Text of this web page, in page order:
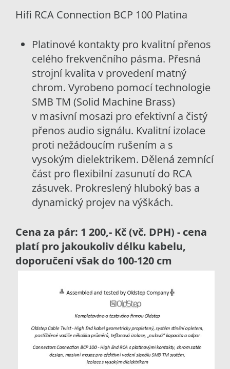
Hifi RCA Connection BCP 100 Platina
Platinové kontakty pro kvalitní přenos
celého frekvenčního pásma. Přesná
strojní kvalita v provedení matný
chrom. Vyrobeno pomocí technologie
SMB TM (Solid Machine Brass)
v masivní mosazi pro efektivní a čistý
přenos audio signálu. Kvalitní izolace
proti nežádoucím rušením a s
vysokým dielektrikem. Dělená zemnící
část pro flexibilní zasunutí do RCA
zásuvek. Prokreslený hluboký bas a
dynamický projev na výškách.
Cena za pár: 1 200,- Kč (vč. DPH) - cena
platí pro jakoukoliv délku kabelu,
doporučení však do 100-120 cm